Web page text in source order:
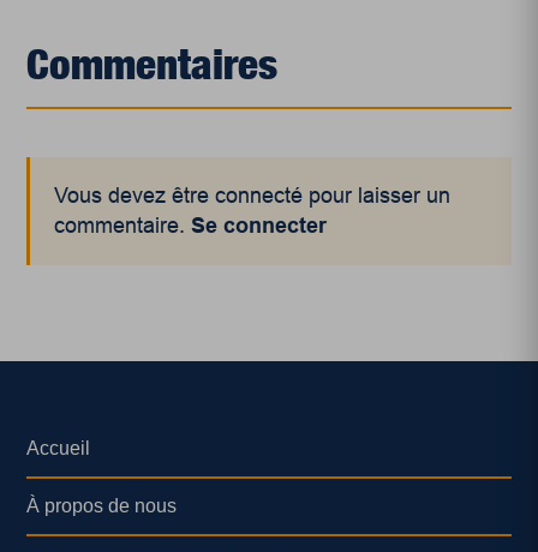
Commentaires
Vous devez être connecté pour laisser un
commentaire.Se connecter
Accueil
À propos de nous